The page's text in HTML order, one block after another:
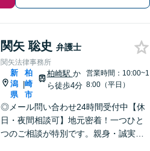
関矢 聡史 弁護士
関矢法律事務所
新
潟
県
|
柏
崎
市
柏崎駅 か
ら徒歩4分
営業時間：10:00~1
8:00（平日）
◎メール問い合わせ24時間受付中【休
日・夜間相談可】地元密着！一つひと
つのご相談が特別です。親身・誠実な